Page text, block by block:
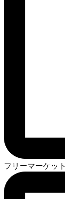
フリーマーケット